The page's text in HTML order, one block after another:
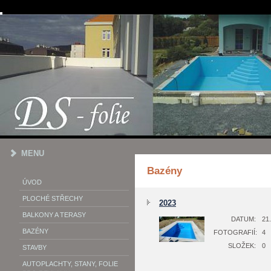
Bazény
2023
DATUM:
FOTOGRAFIÍ:
4
SLOŽEK:
0
MENU
ÚVOD
PLOCHÉ STŘECHY
BALKONY A TERASY
BAZÉNY
STAVBY
AUTOPLACHTY, STANY, FOLIE